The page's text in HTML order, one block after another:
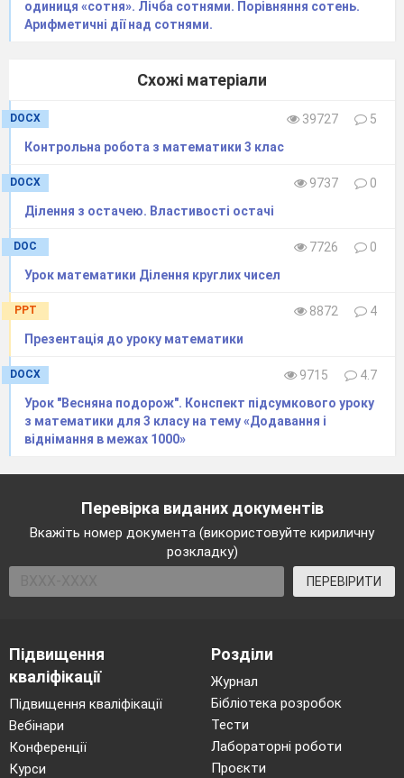
одиниця «сотня». Лічба сотнями. Порівняння сотень.
Арифметичні дії над сотнями.
Схожі матеріали
DOCX 39727
5
Контрольна робота з математики 3 клас
DOCX 9737
0
Ділення з остачею. Властивості остачі
DOC 7726
0
Урок математики Ділення круглих чисел
PPT 8872
4
Презентація до уроку математики
DOCX 9715
4.7
Урок "Весняна подорож". Конспект підсумкового уроку
з математики для 3 класу на тему «Додавання і
віднімання в межах 1000»
Перевірка виданих документів
Вкажіть номер документа (використовуйте кириличну
розкладку)
ПЕРЕВІРИТИ
Підвищення
кваліфікації
Підвищення кваліфікації
Вебінари
Конференції
Курси
Розділи
Журнал
Бібліотека розробок
Тести
Лабораторні роботи
Проєкти